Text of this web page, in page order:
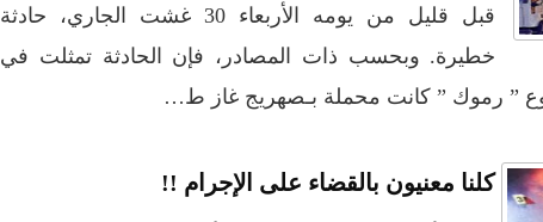
قبل قليل من يومه الأربعاء 30 غشت الجاري، حادثة
خطيرة. وبحسب ذات المصادر، فإن الحادثة تمثلت في
” رموك ” كانت محملة بـصهريج غاز ط…
كلنا معنيون بالقضاء على الإجرام !!